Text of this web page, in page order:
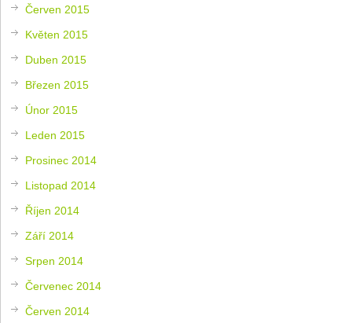
Červen 2015
Květen 2015
Duben 2015
Březen 2015
Únor 2015
Leden 2015
Prosinec 2014
Listopad 2014
Říjen 2014
Září 2014
Srpen 2014
Červenec 2014
Červen 2014